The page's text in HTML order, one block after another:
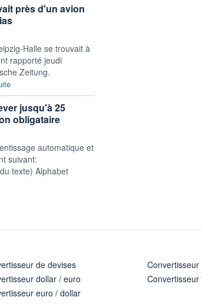
près d'un avion
Halle se trouvait à
rapporté jeudi
Zeitung.
jusqu'à 25
obligataire
automatique et
suivant:
texte) Alphabet
de devises
dollar / euro
euro / dollar
Convertisseur
Convertisseur